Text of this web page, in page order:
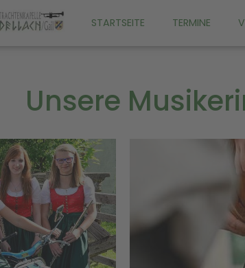
STARTSEITE TERMINE
Unsere